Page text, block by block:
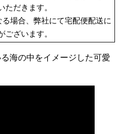
だきます。
場合、弊社にて宅配便配送に
ざいます。
海の中をイメージした可愛